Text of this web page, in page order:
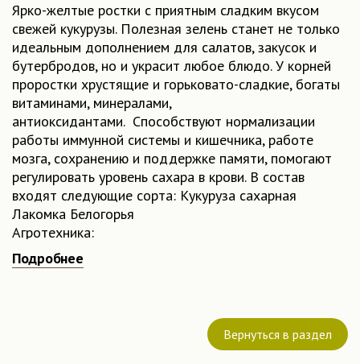
Ярко-желтые ростки с приятным сладким вкусом
свежей кукурузы. Полезная зелень станет не только
идеальным дополнением для салатов, закусок и
бутербродов, но и украсит любое блюдо. У корней
проростки хрустящие и горьковато-сладкие, богаты
витаминами, минералами,
антиоксидантами. Способствуют нормализации
работы иммунной системы и кишечника, работе
мозга, сохранению и поддержке памяти, помогают
регулировать уровень сахара в крови. В состав
входят следующие сорта: Кукуруза сахарная
Лакомка Белогорья
Агротехника:
1. Заполните емкость для проращивания торфом
или землей (можно использовать специальную
поверхности (не заглублять), присыпьте тонким
Подробнее
Вернуться в раздел